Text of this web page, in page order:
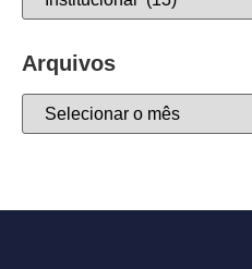
Arquivos